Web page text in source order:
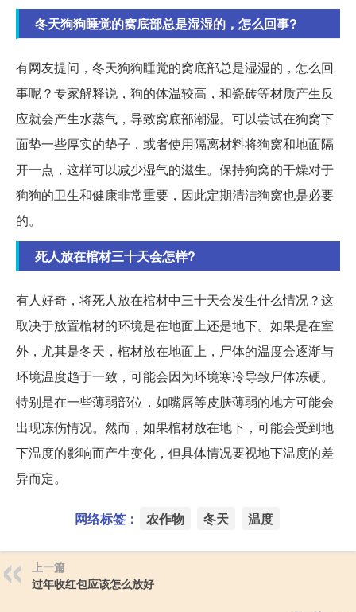
冬天狗狗睡觉的窝底部总是湿湿的，怎么回事?
有网友提问，冬天狗狗睡觉的窝底部总是湿湿的，怎么回
事呢？专家解释说，狗的体温较高，和瓷砖等材质产生反
应就会产生水蒸气，导致窝底部潮湿。可以尝试在狗窝下
面垫一些厚实的垫子，或者使用隔离材料将狗窝和地面隔
开一点，这样可以减少湿气的滋生。保持狗窝的干燥对于
狗狗的卫生和健康非常重要，因此定期清洁狗窝也是必要
的。
死人放在棺材三十天会怎样?
有人好奇，将死人放在棺材中三十天会发生什么情况？这
取决于放置棺材的环境是在地面上还是地下。如果是在室
外，尤其是冬天，棺材放在地面上，尸体的温度会逐渐与
环境温度趋于一致，可能会因为环境寒冷导致尸体冻硬。
特别是在一些薄弱部位，如嘴唇等皮肤薄弱的地方可能会
出现冻伤情况。然而，如果棺材放在地下，可能会受到地
下温度的影响而产生变化，但具体情况要视地下温度的差
异而定。
网络标签： 农作物 冬天 温度
上一篇
过年收红包应该怎么放好